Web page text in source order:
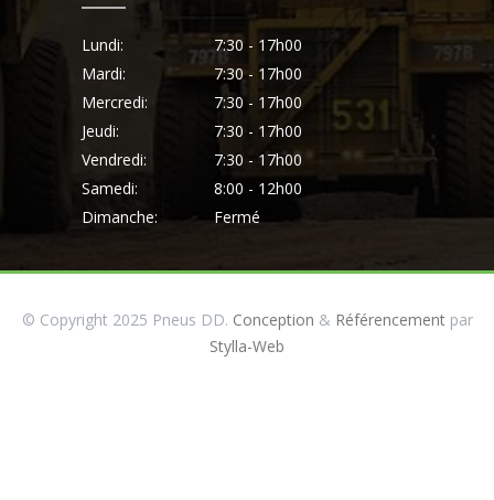
Lundi:
7:30 - 17h00
Mardi:
7:30 - 17h00
Mercredi:
7:30 - 17h00
Jeudi:
7:30 - 17h00
Vendredi:
7:30 - 17h00
Samedi:
8:00 - 12h00
Dimanche:
Fermé
© Copyright 2025 Pneus DD. Conception & Référencementpar
Stylla-Web